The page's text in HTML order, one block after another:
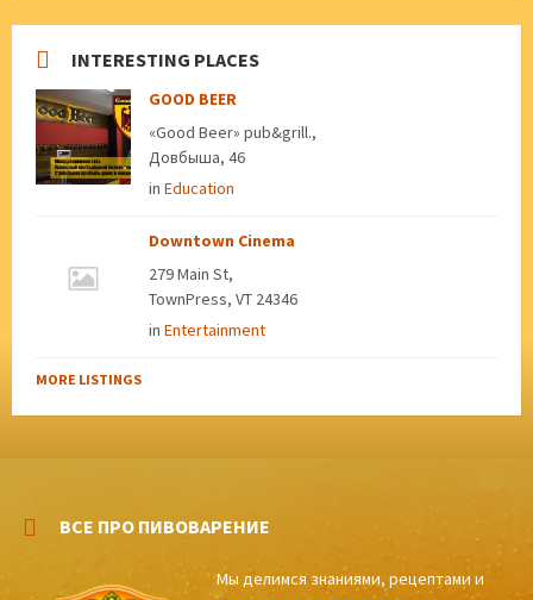
INTERESTING PLACES
GOOD BEER
«Good Beer» pub&grill.,
Довбыша, 46
in Education
Downtown Cinema
279 Main St,
TownPress, VT 24346
in Entertainment
MORE LISTINGS
ВСЕ ПРО ПИВОВАРЕНИЕ
Мы делимся знаниями, рецептами и